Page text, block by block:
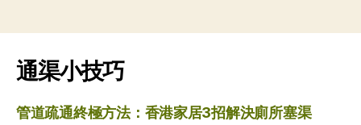
通渠小技巧
管道疏通終極方法：香港家居3招解決廁所塞渠